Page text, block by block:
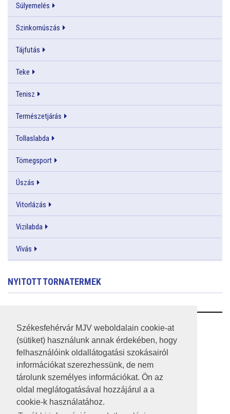
Székesfehérvár MJV weboldalain cookie-at
(sütiket) használunk annak érdekében, hogy
felhasználóink oldallátogatási szokásairól
információkat szerezhessünk, de nem
tárolunk személyes információkat. Ön az
oldal meglátogatásával hozzájárul a a
cookie-k használatához.
Súlyemelés
Szinkornúszás
Tájfutás
Teke
Tenisz
Természetjárás
Tollaslabda
Tömegsport
Úszás
Vitorlázás
Vizilabda
Vívás
NYITOTT TORNATERMEK
RSS
A HONLAP 2017.03.31-I ÁLLAPOTA
JOGI NYILATKOZAT
IMPRESSZUM